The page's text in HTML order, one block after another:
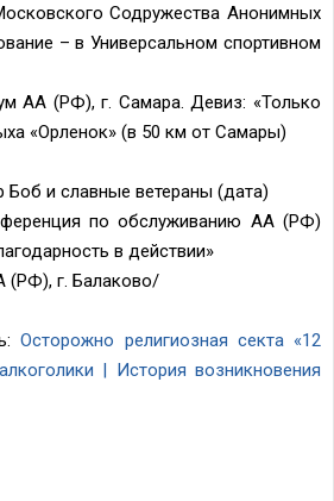
Содружества Анонимных
– в Универсальном спортивном
АА (РФ), г. Самара. Девиз: «Только
«Орленок» (в 50 км от Самары)
Боб и славные ветераны (дата)
по обслуживанию АА (РФ)
в действии»
(РФ), г. Балаково/
Осторожно религиозная секта «12
| История возникновения